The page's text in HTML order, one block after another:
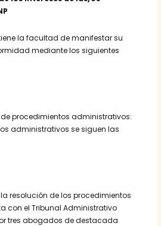
la facultad de manifestar su
mediante los siguientes
procedimientos administrativos:
administrativos se siguen las
resolución de los procedimientos
con el Tribunal Administrativo
tres abogados de destacada